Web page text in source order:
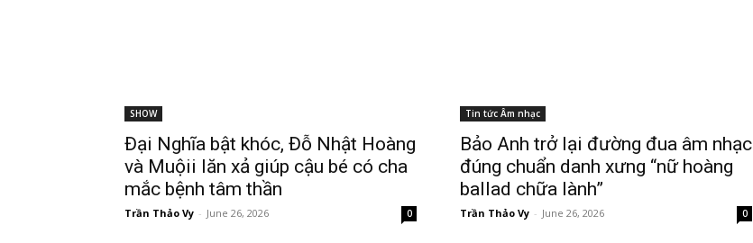
SHOW
Đại Nghĩa bật khóc, Đỗ Nhật Hoàng
và Muộii lăn xả giúp cậu bé có cha
mắc bệnh tâm thần
Trần Thảo Vy - June 26, 2026 0
Tin tức Âm nhạc
Bảo Anh trở lại đường đua âm nhạc
đúng chuẩn danh xưng “nữ hoàng
ballad chữa lành”
Trần Thảo Vy - June 26, 2026 0